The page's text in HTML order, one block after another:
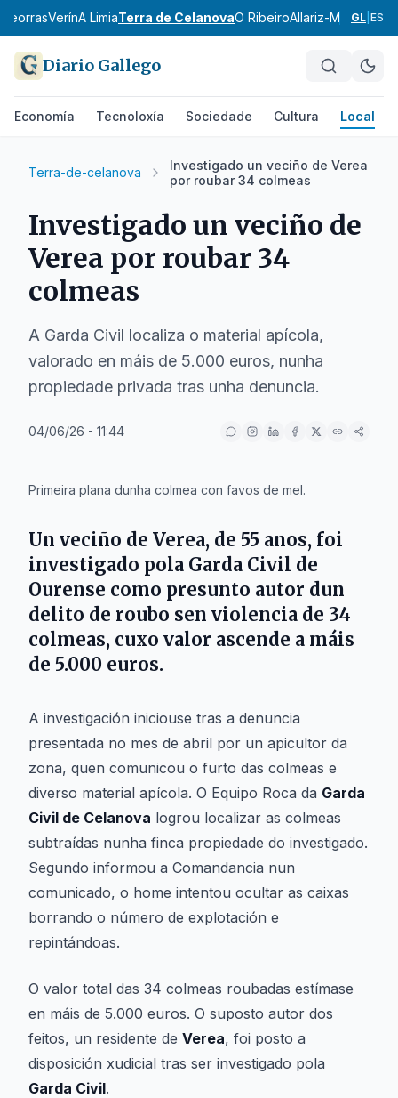
VerínA LimiaTerra de CelanovaO RibeiroAllariz-MacedaA
GL ES
Diario Gallego
Economía Tecnoloxía Sociedade Cultura Local
Terra-de-celanova
Investigado un veciño de Verea
por roubar 34 colmeas
Investigado un veciño de
Verea por roubar 34
colmeas
A Garda Civil localiza o material apícola,
valorado en máis de 5.000 euros, nunha
propiedade privada tras unha denuncia.
04/06/26 - 11:44
Primeira plana dunha colmea con favos de mel.
Un veciño de Verea, de 55 anos, foi
investigado pola Garda Civil de
Ourense como presunto autor dun
delito de roubo sen violencia de 34
colmeas, cuxo valor ascende a máis
de 5.000 euros.
A investigación iniciouse tras a denuncia
presentada no mes de abril por un apicultor da
zona, quen comunicou o furto das colmeas e
diverso material apícola. O Equipo Roca da Garda
Civil de Celanova logrou localizar as colmeas
subtraídas nunha finca propiedade do investigado.
Segundo informou a Comandancia nun
comunicado, o home intentou ocultar as caixas
borrando o número de explotación e
repintándoas.
O valor total das 34 colmeas roubadas estímase
en máis de 5.000 euros. O suposto autor dos
feitos, un residente de Verea, foi posto a
disposición xudicial tras ser investigado pola
Garda Civil.